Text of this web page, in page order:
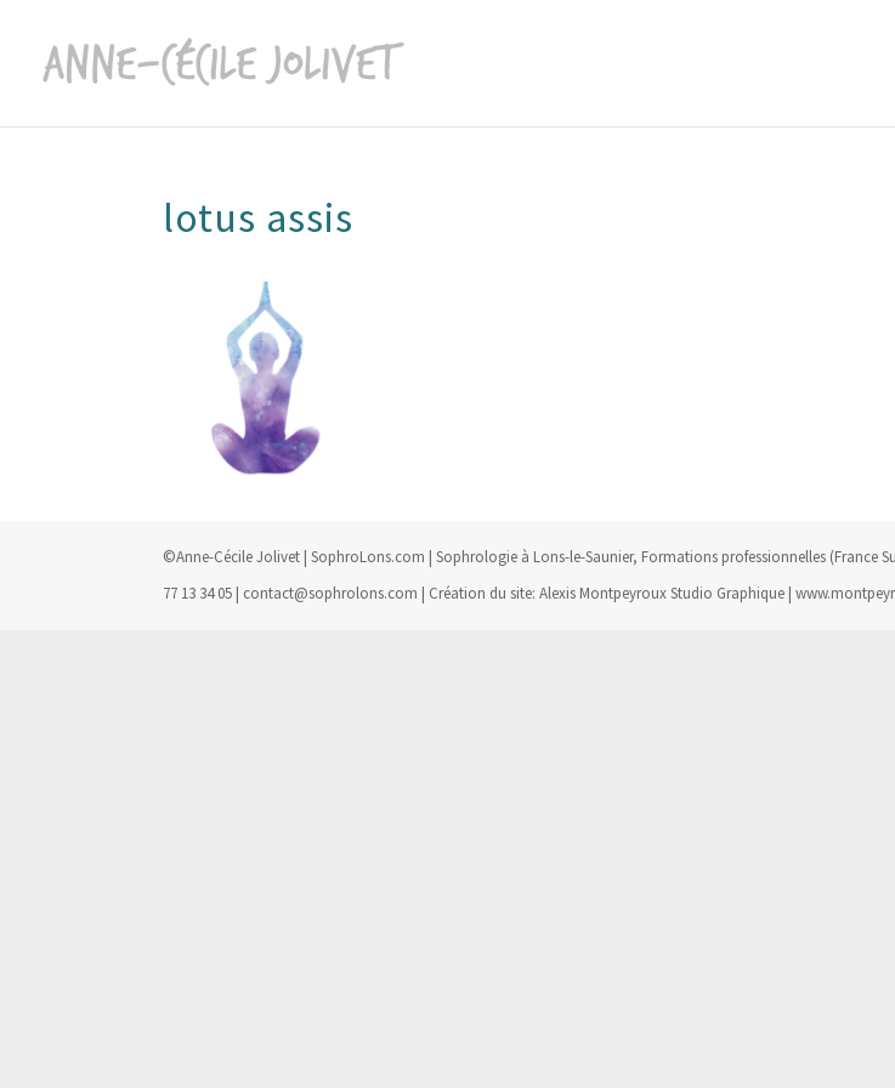
lotus assis
©Anne-Cécile Jolivet | SophroLons.com | Sophrologie à Lons-le-Saunier, Formations professionnelles (France
77 13 34 05 | contact@sophrolons.com | Création du site: Alexis Montpeyroux Studio Graphique |